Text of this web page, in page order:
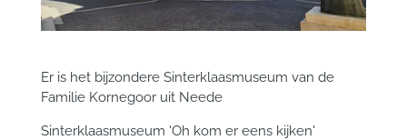
Er is het bijzondere Sinterklaasmuseum van de
Familie Kornegoor uit Neede
Sinterklaasmuseum 'Oh kom er eens kijken'